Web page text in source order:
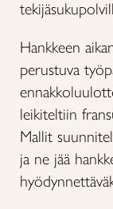
Hankkeen
perustuva
leikiteltiin
Mallit
ja ne jää